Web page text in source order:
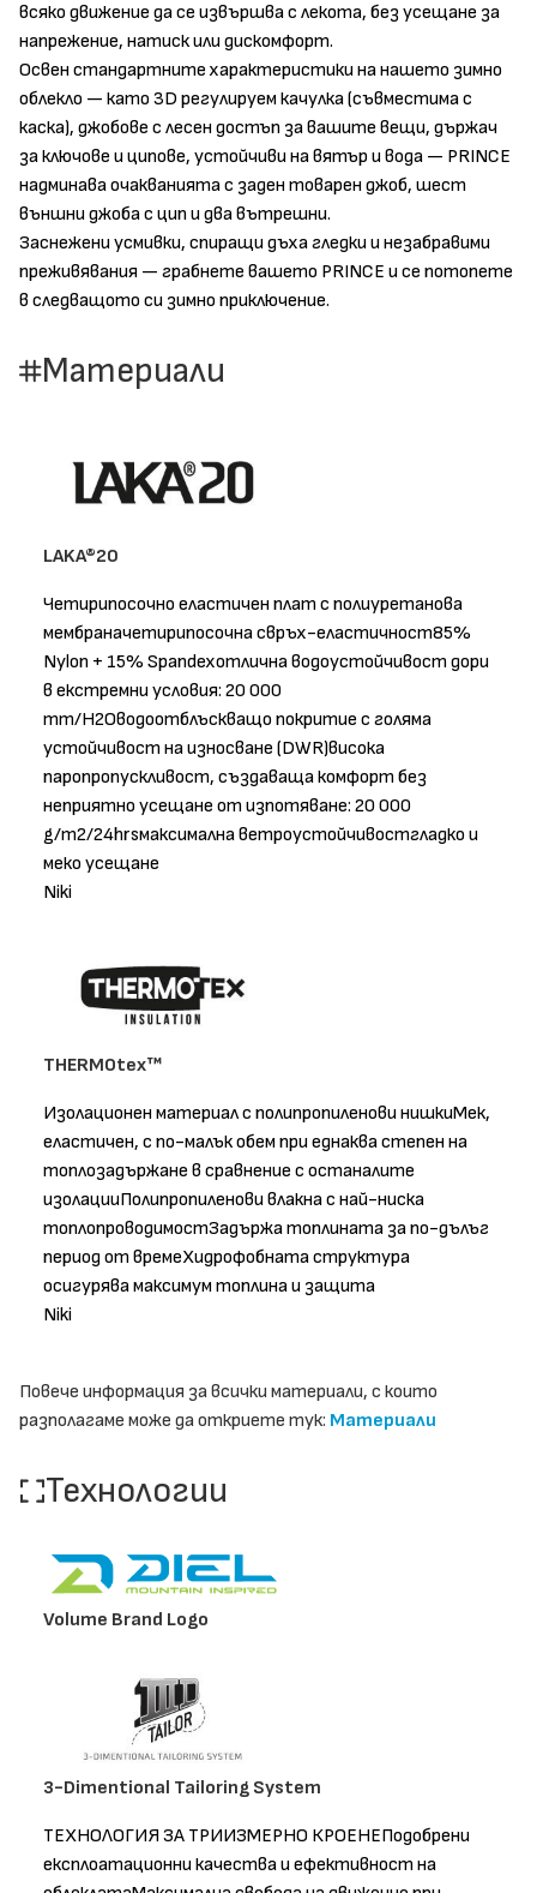
всяко движение да се извършва с лекота, без усещане за
напрежение, натиск или дискомфорт.
Освен стандартните характеристики на нашето зимно
облекло — като 3D регулируем качулка (съвместима с
каска), джобове с лесен достъп за вашите вещи, държач
за ключове и ципове, устойчиви на вятър и вода — PRINCE
надминава очакванията с заден товарен джоб, шест
външни джоба с цип и два вътрешни.
Заснежени усмивки, спиращи дъха гледки и незабравими
преживявания — грабнете вашето PRINCE и се потопете
в следващото си зимно приключение.
Материали
LAKA®20
Четирипосочно еластичен плат с полиуретанова
мембраначетирипосочна свръх-еластичност85%
Nylon + 15% Spandexотлична водоустойчивост дори
в екстремни условия: 20 000
mm/H2Oводоотблъскващо покритие с голяма
устойчивост на износване (DWR)висока
паропропускливост, създаваща комфорт без
неприятно усещане от изпотяване: 20 000
g/m2/24hrsмаксимална ветроустойчивостгладко и
меко усещане
Niki
THERMOtex™
Изолационен материал с полипропиленови нишкиМек,
еластичен, с по-малък обем при еднаква степен на
топлозадържане в сравнение с останалите
изолацииПолипропиленови влакна с най-ниска
топлопроводимостЗадържа топлината за по-дълъг
период от времеХидрофобната структура
осигурява максимум топлина и защита
Niki
Повече информация за всички материали, с които
разполагаме може да откриете тук: Материали
Технологии
Volume Brand Logo
3-Dimentional Tailoring System
ТЕХНОЛОГИЯ ЗА ТРИИЗМЕРНО КРОЕНЕПодобрени
експлоатационни качества и ефективност на